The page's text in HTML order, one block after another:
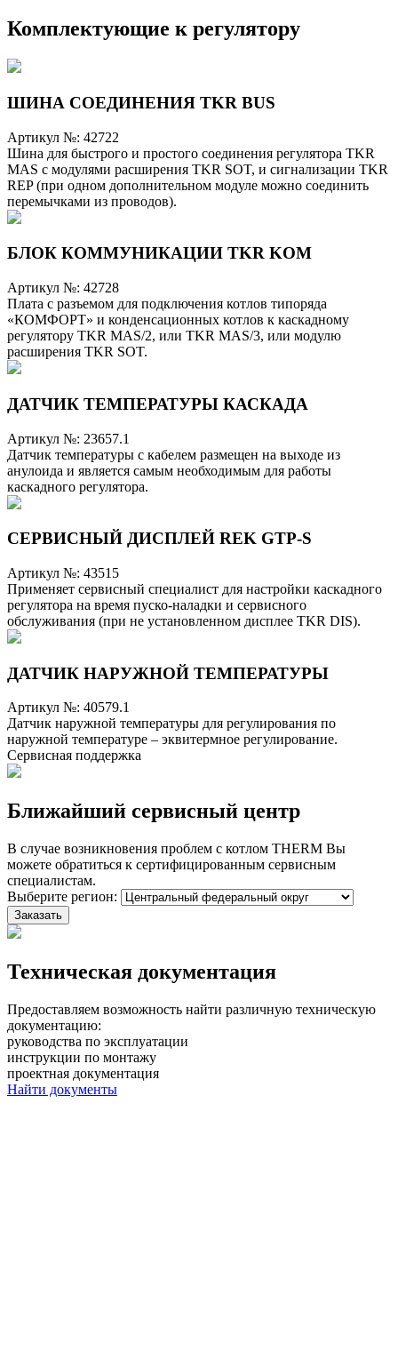
Комплектующие к регулятору
ШИНА СОЕДИНЕНИЯ TKR BUS
Артикул №: 42722
Шина для быстрого и простого соединения регулятора TKR
MAS с модулями расширения TKR SOT, и сигнализации TKR
REP (при одном дополнительном модуле можно соединить
перемычками из проводов).
БЛОК КОММУНИКАЦИИ TKR KOM
Артикул №: 42728
Плата с разъемом для подключения котлов типоряда
«КОМФОРТ» и конденсационных котлов к каскадному
регулятору TKR MAS/2, или TKR MAS/3, или модулю
расширения TKR SOT.
ДАТЧИК ТЕМПЕРАТУРЫ КАСКАДА
Артикул №: 23657.1
Датчик температуры с кабелем размещен на выходе из
анулоида и является самым необходимым для работы
каскадного регулятора.
СЕРВИСНЫЙ ДИСПЛЕЙ REK GTP-S
Артикул №: 43515
Применяет сервисный специалист для настройки каскадного
регулятора на время пуско-наладки и сервисного
обслуживания (при не установленном дисплее TKR DIS).
ДАТЧИК НАРУЖНОЙ ТЕМПЕРАТУРЫ
Артикул №: 40579.1
Датчик наружной температуры для регулирования по
наружной температуре – эквитермное регулирование.
Сервисная поддержка
Ближайший сервисный центр
В случае возникновения проблем с котлом THERM Вы
можете обратиться к сертифицированным сервисным
специалистам.
Выберите регион:
Техническая документация
Предоставляем возможность найти различную техническую
документацию:
руководства по эксплуатации
инструкции по монтажу
проектная документация
Найти документы